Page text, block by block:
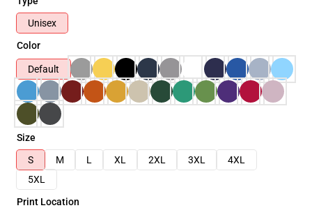
Unisex
Color
Default
Size
S
M L XL 2XL 3XL
4XL
5XL
Print Location